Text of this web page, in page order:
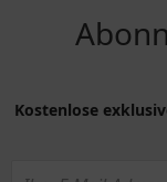
Kostenlose